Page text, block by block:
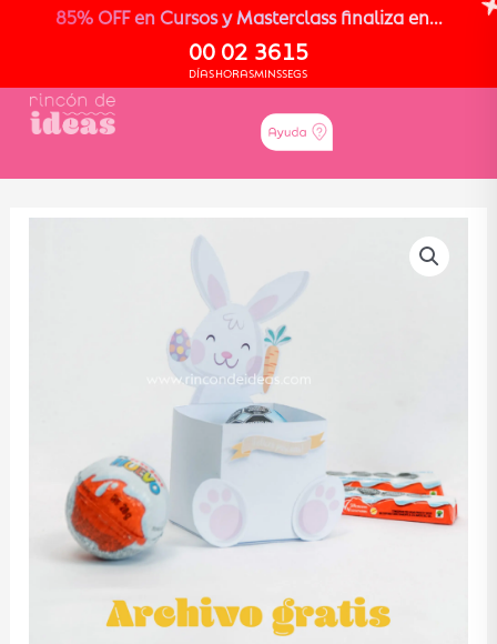
85% OFF en Cursos y Masterclass finaliza en...
00
DÍAS
02
HORAS
36
MINS
15
SEGS